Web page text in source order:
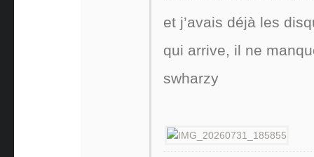
et j’avais déjà les
qui arrive, il ne
swharzy